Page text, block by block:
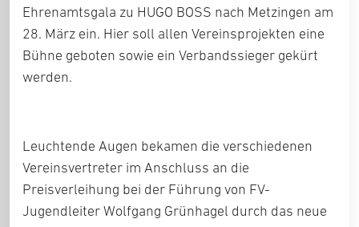
Ehrenamtsgala zu HUGO BOSS nach Metzingen am
28. März ein. Hier soll allen Vereinsprojekten eine
Bühne geboten sowie ein Verbandssieger gekürt
werden.
Leuchtende Augen bekamen die verschiedenen
Vereinsvertreter im Anschluss an die
Preisverleihung bei der Führung von FV-
Jugendleiter Wolfgang Grünhagel durch das neue